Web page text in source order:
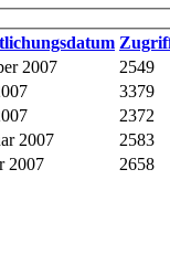
2007
2549
3379
2372
2007
2583
2007 2658